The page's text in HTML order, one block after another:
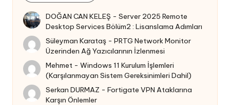
DOĞAN CAN KELEŞ -Server 2025 Remote
Desktop Services Bölüm2 : Lisanslama Adımları
Süleyman Karataş -PRTG Network Monitor
Üzerinden Ağ Yazıcılarının İzlenmesi
Mehmet -Windows 11 Kurulum İşlemleri
(Karşılanmayan Sistem Gereksinimleri Dahil)
Serkan DURMAZ -Fortigate VPN Ataklarına
Karşın Önlemler